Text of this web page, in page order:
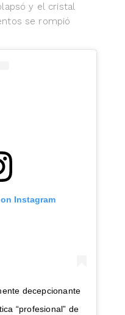
y el cristal
se rompió
Instagram
decepcionante
“profesional” de